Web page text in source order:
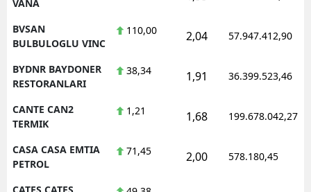
VANA
BVSAN
BULBULOGLU VINC
110,00 2,04 57.947.412,90
BYDNR BAYDONER
RESTORANLARI
38,34 1,91 36.399.523,46
CANTE CAN2
TERMIK
1,21 1,68 199.678.042,27
CASA CASA EMTIA
PETROL
71,45 2,00 578.180,45
CATES CATES